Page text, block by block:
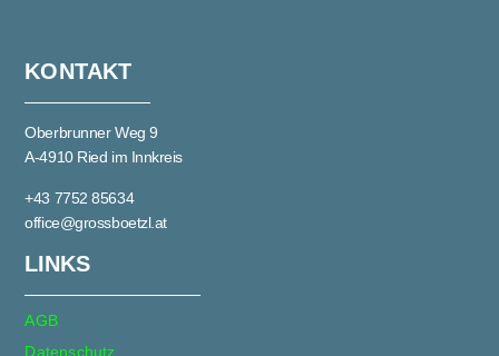
LINKS
AGB
Datenschutz
KONTAKT
Oberbrunner Weg 9
A-4910 Ried im Innkreis
+43 7752 85634
office@grossboetzl.at